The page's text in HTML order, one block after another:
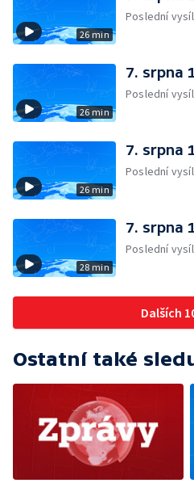
26 min
Poslední
26 min
7. srpna
Poslední
26 min
7. srpna
Poslední
28 min
7. srpna
Poslední
Dalších
Ostatní také